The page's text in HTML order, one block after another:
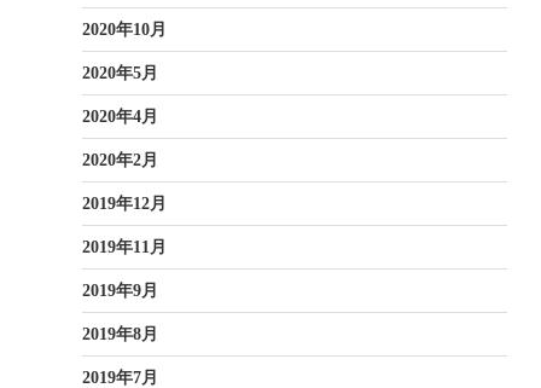
2020年10月
2020年5月
2020年4月
2020年2月
2019年12月
2019年11月
2019年9月
2019年8月
2019年7月